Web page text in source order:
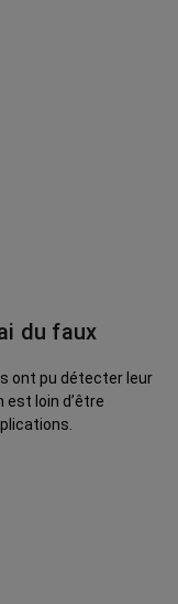
du faux
ont pu détecter leur
est loin d’être